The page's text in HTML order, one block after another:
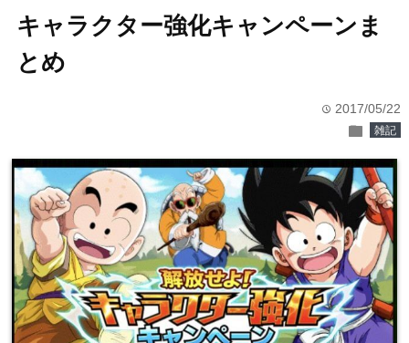
キャラクター強化キャンペーンま
とめ
time 2017/05/22
folder 雑記